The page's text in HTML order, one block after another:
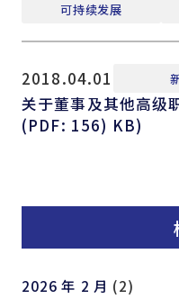
可持续发展
2018.04.01
关于董事及其他高级
(PDF: 156) KB)
2026 年 2 月 (2)